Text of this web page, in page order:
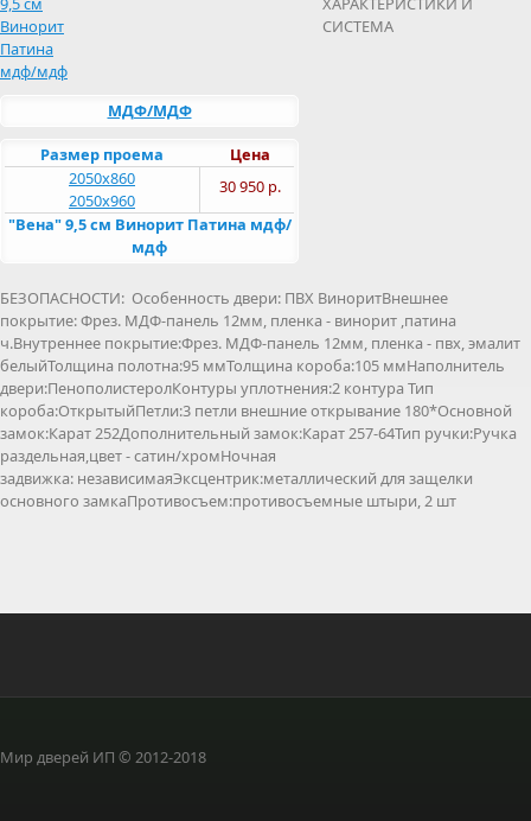
МДФ/МДФ
Цена
Размер проема
30 950 р.
2050х860
2050х960
"Вена" 9,5 см Винорит Патина мдф/
мдф
СИСТЕМА
БЕЗОПАСНОСТИ: Особенность двери: ПВХ ВиноритВнешнее
покрытие: Фрез. МДФ-панель 12мм, пленка - винорит ,патина
ч.Внутреннее покрытие:Фрез. МДФ-панель 12мм, пленка - пвх, эмалит
белыйТолщина полотна:95 ммТолщина короба:105 ммНаполнитель
двери:ПенополистеролКонтуры уплотнения:2 контура Тип
короба:ОткрытыйПетли:3 петли внешние открывание 180*Основной
замок:Карат 252Дополнительный замок:Карат 257-64Тип ручки:Ручка
раздельная,цвет - сатин/хромНочная
задвижка: независимаяЭксцентрик:металлический для защелки
основного замкаПротивосъем:противосъемные штыри, 2 шт
Мир дверей ИП © 2012-2018